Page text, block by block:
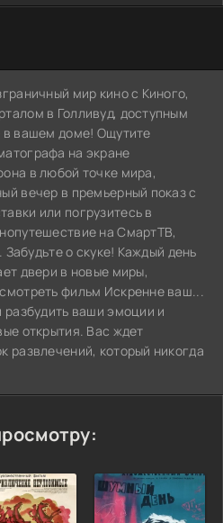
мир кино с Киного,
в Голливуд, доступным
в вашем доме! Ощутите
на экране
в любой точке мира,
вечер в премьерный показ с
или погрузитесь в
на СмартТВ,
о скуке! Каждый день
двери в новые миры,
фильм Искренне ваш...
разбудить ваши эмоции и
открытия. Вас ждет
развлечений, который никогда